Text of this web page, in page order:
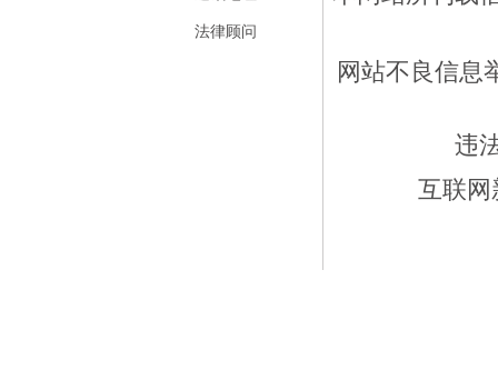
法律顾问
网站不良信息
违
互联网